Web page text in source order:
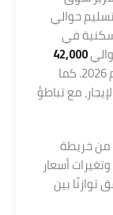
في
42,000
إضافية في خط التسليم خلال بقية عام 2026. كما
مع تباطؤ
من خريطة
أسعار
بين